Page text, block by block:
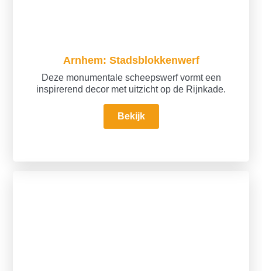
Arnhem: Stadsblokkenwerf
Deze monumentale scheepswerf vormt een
inspirerend decor met uitzicht op de Rijnkade.
Bekijk